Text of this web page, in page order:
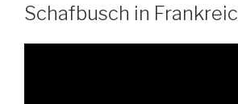
Schafbusch in